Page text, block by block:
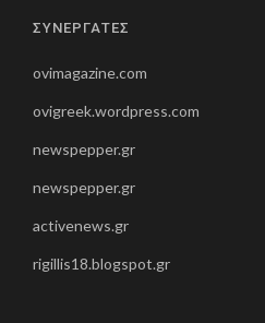
ΣΥΝΕΡΓΑΤΕΣ
ovimagazine.com
ovigreek.wordpress.com
newspepper.gr
newspepper.gr
activenews.gr
rigillis18.blogspot.gr